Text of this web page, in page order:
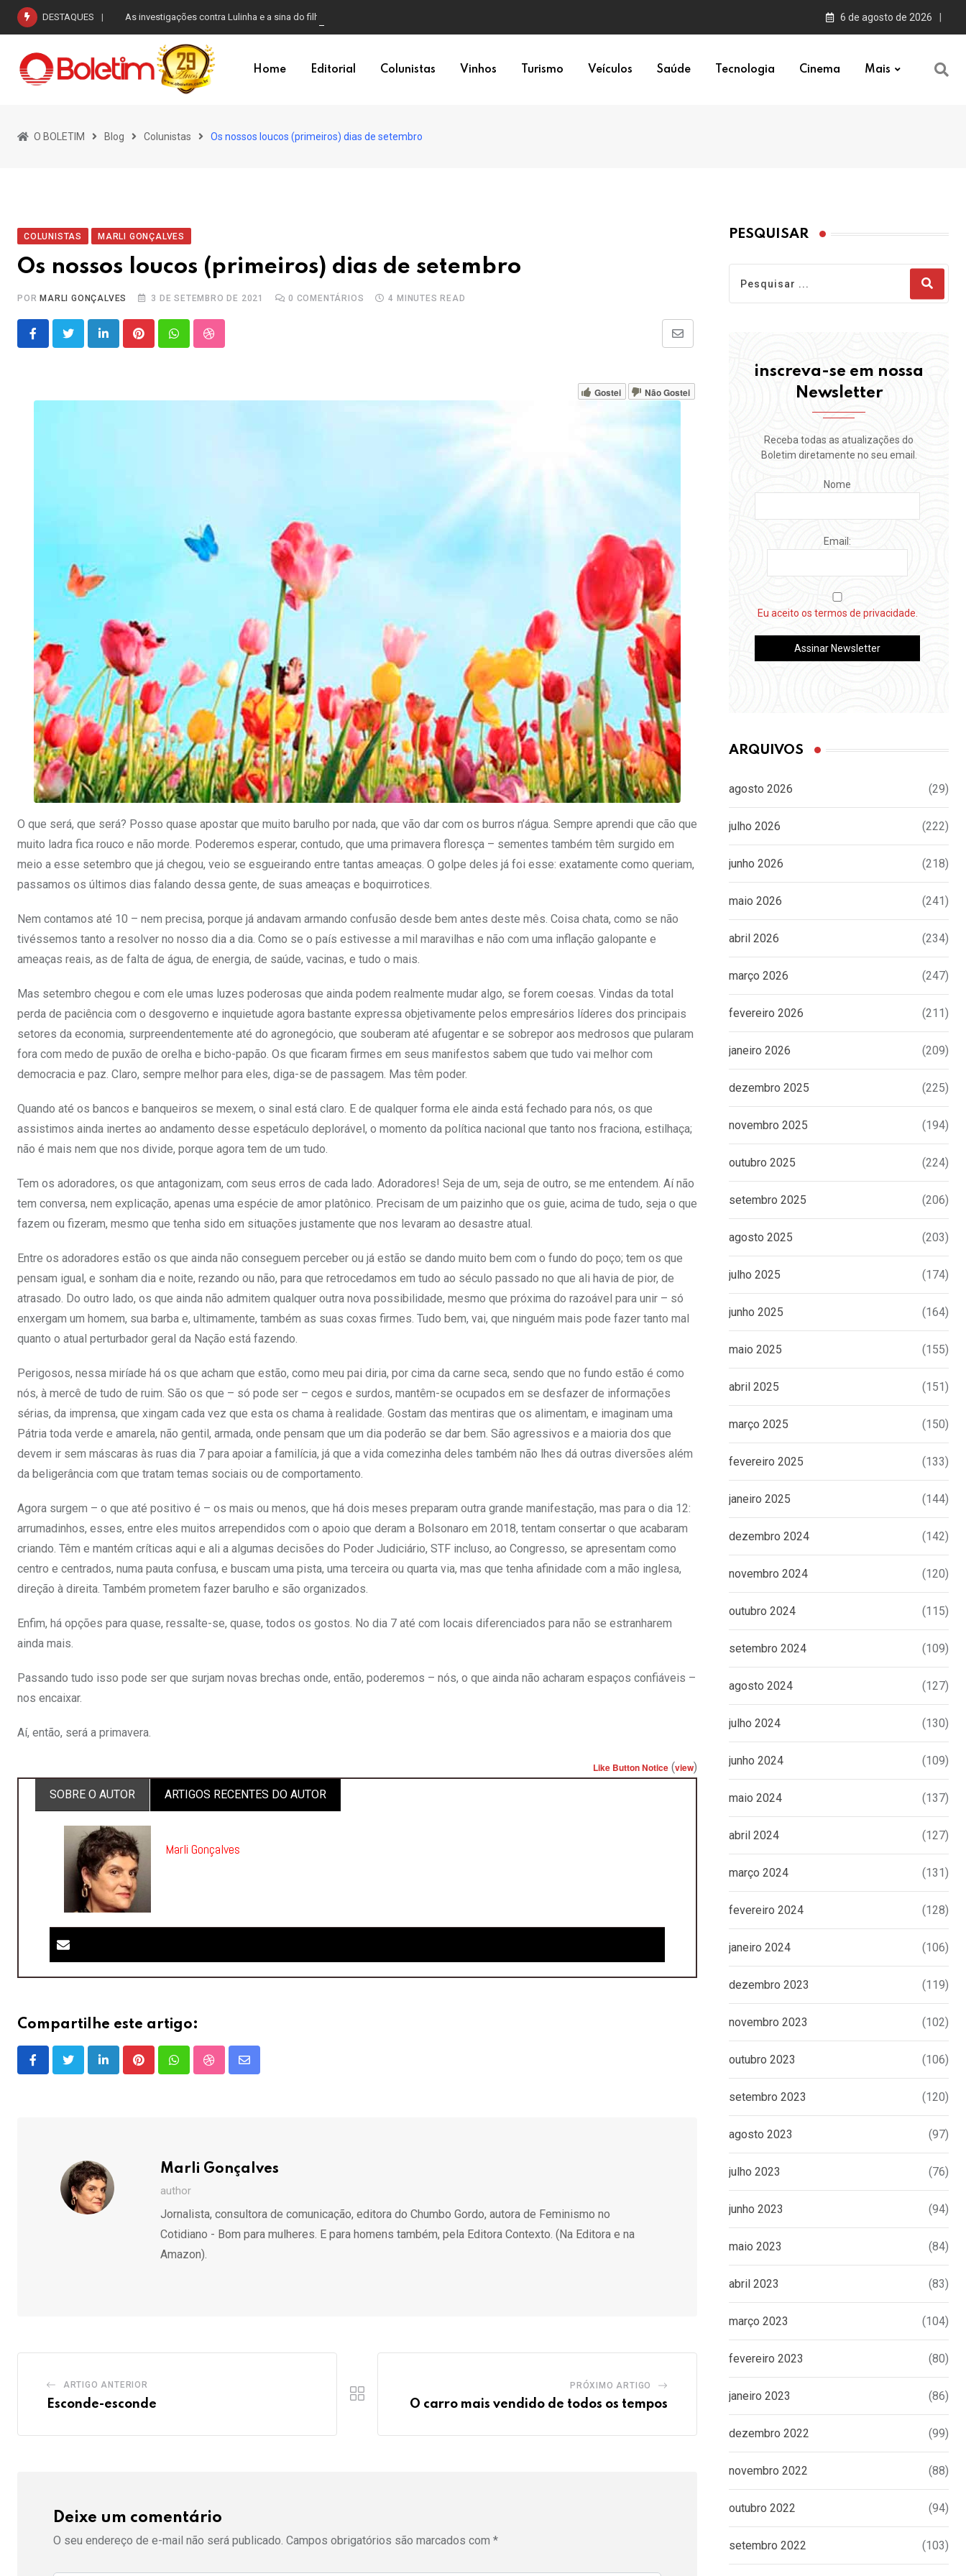
Skip
content
DESTAQUES As investigações contra Lulinha e a sina do filho 01 6 de agosto de 2026
Home Editorial Colunistas Vinhos Turismo Veículos Saúde Tecnologia Cinema Mais
O BOLETIM Blog Colunistas Os nossos loucos (primeiros) dias de setembro
COLUNISTAS MARLI GONÇALVES
Os nossos loucos (primeiros) dias de setembro
POR MARLI GONÇALVES 3 DE SETEMBRO DE 2021 0 COMENTÁRIOS 4 MINUTES READ
LinkedInPinterestWhatsappStumbleUpon
Share
Email
Gostei Não Gostei
O que será, que será? Posso quase apostar que muito barulho por nada, que vão dar com os burros n’água. Sempre aprendi que cão que
muito ladra fica rouco e não morde. Poderemos esperar, contudo, que uma primavera floresça – sementes também têm surgido em
meio a esse setembro que já chegou, veio se esgueirando entre tantas ameaças. O golpe deles já foi esse: exatamente como queriam,
passamos os últimos dias falando dessa gente, de suas ameaças e boquirrotices.
Nem contamos até 10 – nem precisa, porque já andavam armando confusão desde bem antes deste mês. Coisa chata, como se não
tivéssemos tanto a resolver no nosso dia a dia. Como se o país estivesse a mil maravilhas e não com uma inflação galopante e
ameaças reais, as de falta de água, de energia, de saúde, vacinas, e tudo o mais.
Mas setembro chegou e com ele umas luzes poderosas que ainda podem realmente mudar algo, se forem coesas. Vindas da total
perda de paciência com o desgoverno e inquietude agora bastante expressa objetivamente pelos empresários líderes dos principais
setores da economia, surpreendentemente até do agronegócio, que souberam até afugentar e se sobrepor aos medrosos que pularam
fora com medo de puxão de orelha e bicho-papão. Os que ficaram firmes em seus manifestos sabem que tudo vai melhor com
democracia e paz. Claro, sempre melhor para eles, diga-se de passagem. Mas têm poder.
Quando até os bancos e banqueiros se mexem, o sinal está claro. E de qualquer forma ele ainda está fechado para nós, os que
assistimos ainda inertes ao andamento desse espetáculo deplorável, o momento da política nacional que tanto nos fraciona, estilhaça;
não é mais nem que nos divide, porque agora tem de um tudo.
Tem os adoradores, os que antagonizam, com seus erros de cada lado. Adoradores! Seja de um, seja de outro, se me entendem. Aí não
tem conversa, nem explicação, apenas uma espécie de amor platônico. Precisam de um paizinho que os guie, acima de tudo, seja o que
fazem ou fizeram, mesmo que tenha sido em situações justamente que nos levaram ao desastre atual.
Entre os adoradores estão os que ainda não conseguem perceber ou já estão se dando muito bem com o fundo do poço; tem os que
pensam igual, e sonham dia e noite, rezando ou não, para que retrocedamos em tudo ao século passado no que ali havia de pior, de
atrasado. Do outro lado, os que ainda não admitem qualquer outra nova possibilidade, mesmo que próxima do razoável para unir – só
enxergam um homem, sua barba e, ultimamente, também as suas coxas firmes. Tudo bem, vai, que ninguém mais pode fazer tanto mal
quanto o atual perturbador geral da Nação está fazendo.
Perigosos, nessa miríade há os que acham que estão, como meu pai diria, por cima da carne seca, sendo que no fundo estão é como
nós, à mercê de tudo de ruim. São os que – só pode ser – cegos e surdos, mantêm-se ocupados em se desfazer de informações
sérias, da imprensa, que xingam cada vez que esta os chama à realidade. Gostam das mentiras que os alimentam, e imaginam uma
Pátria toda verde e amarela, não gentil, armada, onde pensam que um dia poderão se dar bem. São agressivos e a maioria dos que
devem ir sem máscaras às ruas dia 7 para apoiar a familícia, já que a vida comezinha deles também não lhes dá outras diversões além
da beligerância com que tratam temas sociais ou de comportamento.
Agora surgem – o que até positivo é – os mais ou menos, que há dois meses preparam outra grande manifestação, mas para o dia 12:
arrumadinhos, esses, entre eles muitos arrependidos com o apoio que deram a Bolsonaro em 2018, tentam consertar o que acabaram
criando. Têm e mantém críticas aqui e ali a algumas decisões do Poder Judiciário, STF incluso, ao Congresso, se apresentam como
centro e centrados, numa pauta confusa, e buscam uma pista, uma terceira ou quarta via, mas que tenha afinidade com a mão inglesa,
direção à direita. Também prometem fazer barulho e são organizados.
Enfim, há opções para quase, ressalte-se, quase, todos os gostos. No dia 7 até com locais diferenciados para não se estranharem
ainda mais.
Passando tudo isso pode ser que surjam novas brechas onde, então, poderemos – nós, o que ainda não acharam espaços confiáveis –
nos encaixar.
Aí, então, será a primavera.
Like Button Notice (view)
SOBRE O AUTOR
ARTIGOS RECENTES DO AUTOR
Marli Gonçalves
Compartilhe este artigo:
LinkedInPinterestWhatsappStumbleUpon
Share
Marli Gonçalves
author
Jornalista, consultora de comunicação, editora do Chumbo Gordo, autora de Feminismo no
Cotidiano - Bom para mulheres. E para homens também, pela Editora Contexto. (Na Editora e na
Amazon).
ARTIGO ANTERIOR
Esconde-esconde
PRÓXIMO ARTIGO
O carro mais vendido de todos os tempos
Deixe um comentário
O seu endereço de e-mail não será publicado. Campos obrigatórios são marcados com *
PESQUISAR
inscreva-se em nossa
Newsletter
Receba todas as atualizações do
Boletim diretamente no seu email.
Nome
Email:
Eu aceito os termos de privacidade.
ARQUIVOS
agosto 2026 (29)
julho 2026 (222)
junho 2026 (218)
maio 2026 (241)
abril 2026 (234)
março 2026 (247)
fevereiro 2026 (211)
janeiro 2026 (209)
dezembro 2025 (225)
novembro 2025 (194)
outubro 2025 (224)
setembro 2025 (206)
agosto 2025 (203)
julho 2025 (174)
junho 2025 (164)
maio 2025 (155)
abril 2025 (151)
março 2025 (150)
fevereiro 2025 (133)
janeiro 2025 (144)
dezembro 2024 (142)
novembro 2024 (120)
outubro 2024 (115)
setembro 2024 (109)
agosto 2024 (127)
julho 2024 (130)
junho 2024 (109)
maio 2024 (137)
abril 2024 (127)
março 2024 (131)
fevereiro 2024 (128)
janeiro 2024 (106)
dezembro 2023 (119)
novembro 2023 (102)
outubro 2023 (106)
setembro 2023 (120)
agosto 2023 (97)
julho 2023 (76)
junho 2023 (94)
maio 2023 (84)
abril 2023 (83)
março 2023 (104)
fevereiro 2023 (80)
janeiro 2023 (86)
dezembro 2022 (99)
novembro 2022 (88)
outubro 2022 (94)
setembro 2022 (103)